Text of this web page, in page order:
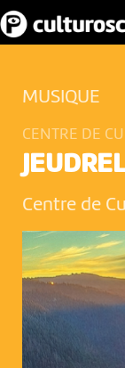
MUSIQUE
CENTRE DE
Centre de